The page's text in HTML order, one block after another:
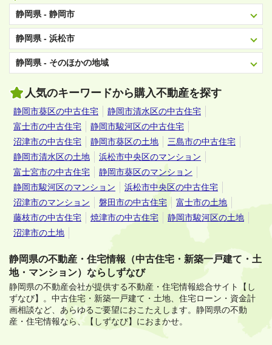
静岡県 - 静岡市
静岡県 - 浜松市
静岡県 - そのほかの地域
人気のキーワードから購入不動産を探す
静岡市葵区の中古住宅
静岡市清水区の中古住宅
富士市の中古住宅
静岡市駿河区の中古住宅
沼津市の中古住宅
静岡市葵区の土地
三島市の中古住宅
静岡市清水区の土地
浜松市中央区のマンション
富士宮市の中古住宅
静岡市葵区のマンション
静岡市駿河区のマンション
浜松市中央区の中古住宅
沼津市のマンション
磐田市の中古住宅
富士市の土地
藤枝市の中古住宅
焼津市の中古住宅
静岡市駿河区の土地
沼津市の土地
静岡県の不動産・住宅情報（中古住宅・新築一戸建て・土
地・マンション）ならしずなび
静岡県の不動産会社が提供する不動産・住宅情報総合サイト【し
ずなび】。 中古住宅・新築一戸建て・土地、住宅ローン・資金計
画相談など、あらゆるご要望におこたえします。 静岡県の不動
産・住宅情報なら、【しずなび】におまかせ。